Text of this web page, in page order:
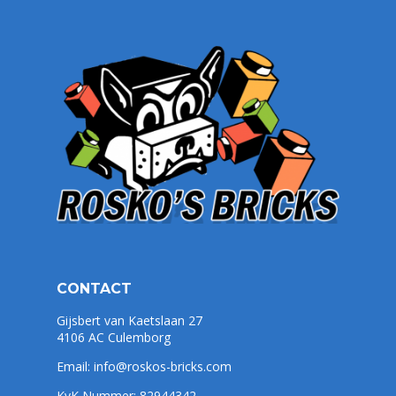
CONTACT
Gijsbert van Kaetslaan 27
4106 AC Culemborg
Email: info@roskos-bricks.com